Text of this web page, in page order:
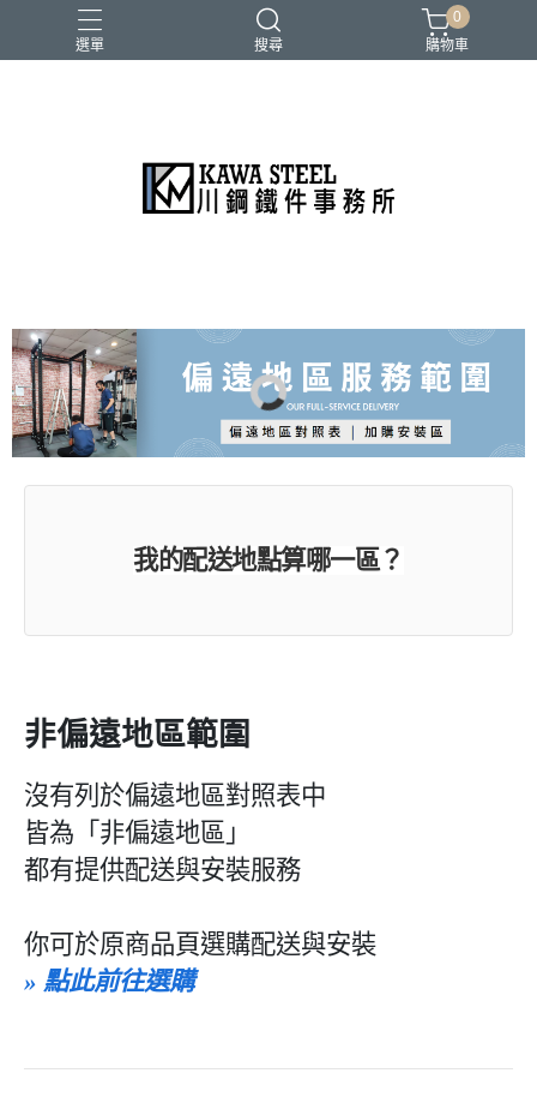
選單 搜尋
二柱／四柱／農夫架
史密斯／ Cable飛鳥高低拉
地雷管／練背下拉配件
槓片／啞鈴／壺鈴
0
購物車
我的配送地點算哪一區？
非偏遠地區範圍
沒有列於偏遠地區對照表中
皆為 「非偏遠地區」
都有提供配送與安裝服務
你可於原商品頁選購配送與安裝
» 點此前往選購